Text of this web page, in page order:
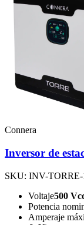
Connera
Inversor de
SKU: INV-
Voltaje500
Potencia
Amperaje